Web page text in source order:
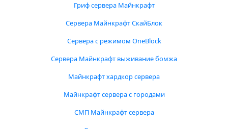
Гриф сервера Майнкрафт
Сервера Майнкрафт СкайБлок
Сервера с режимом OneBlock
Сервера Майнкрафт выживание бомжа
Майнкрафт хардкор сервера
Майнкрафт сервера с городами
СМП Майнкрафт сервера